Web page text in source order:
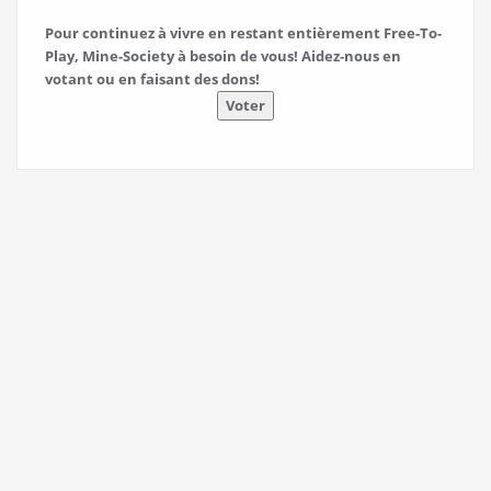
Pour continuez à vivre en restant entièrement Free-To-
Play, Mine-Society à besoin de vous! Aidez-nous en
votant ou en faisant des dons!
Voter